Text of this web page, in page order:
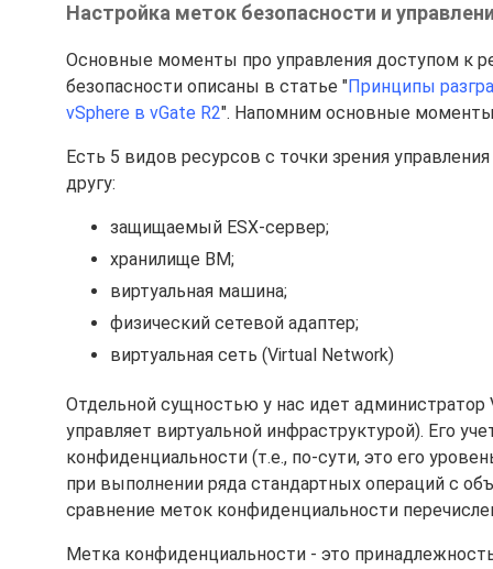
Настройка меток безопасности и
Основные моменты про управления доступом к
безопасности описаны в статье "Принципы
vSphere в vGate R2". Напомним основные
Есть 5 видов ресурсов с точки зрения
другу:
защищаемый ESX-сервер;
хранилище ВМ;
виртуальная машина;
физический сетевой адаптер;
виртуальная сеть (Virtual Network)
Отдельной сущностью у нас идет администратор
управляет виртуальной инфраструктурой). Его
конфиденциальности (т.е., по-сути, это его
при выполнении ряда стандартных операций с
сравнение меток конфиденциальности
Метка конфиденциальности - это